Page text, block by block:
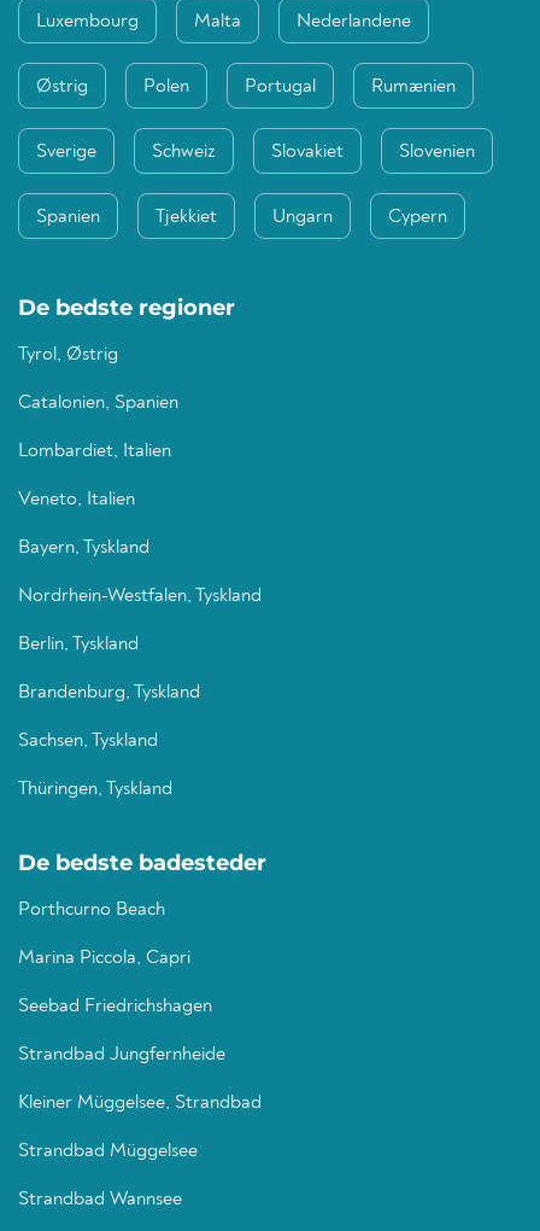
Luxembourg Malta Nederlandene
Østrig Polen Portugal Rumænien
Sverige Schweiz Slovakiet Slovenien
Spanien Tjekkiet Ungarn Cypern
De bedste regioner
Tyrol, Østrig
Catalonien, Spanien
Lombardiet, Italien
Veneto, Italien
Bayern, Tyskland
Nordrhein-Westfalen, Tyskland
Berlin, Tyskland
Brandenburg, Tyskland
Sachsen, Tyskland
Thüringen, Tyskland
De bedste badesteder
Porthcurno Beach
Marina Piccola, Capri
Seebad Friedrichshagen
Strandbad Jungfernheide
Kleiner Müggelsee, Strandbad
Strandbad Müggelsee
Strandbad Wannsee